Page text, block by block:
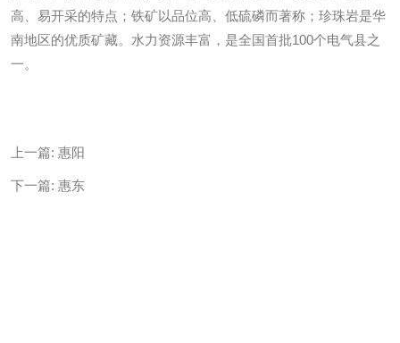
高、易开采的特点；铁矿以品位高、低硫磷而著称；珍珠岩是华
南地区的优质矿藏。水力资源丰富，是全国首批100个电气县之
一。
上一篇: 惠阳
下一篇: 惠东